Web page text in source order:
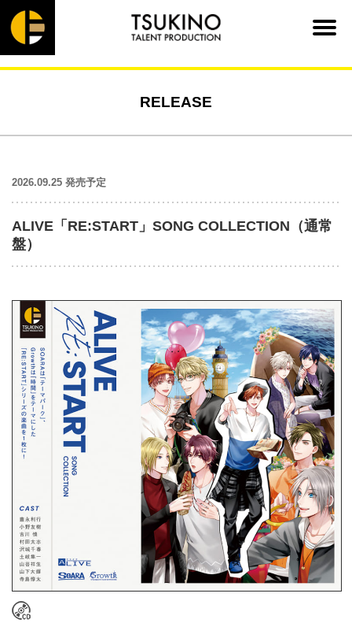
RELEASE
2026.09.25 発売予定
ALIVE「RE:START」SONG COLLECTION（通常
盤）